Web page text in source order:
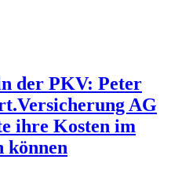
der PKV: Peter
AG
ihre Kosten im
können